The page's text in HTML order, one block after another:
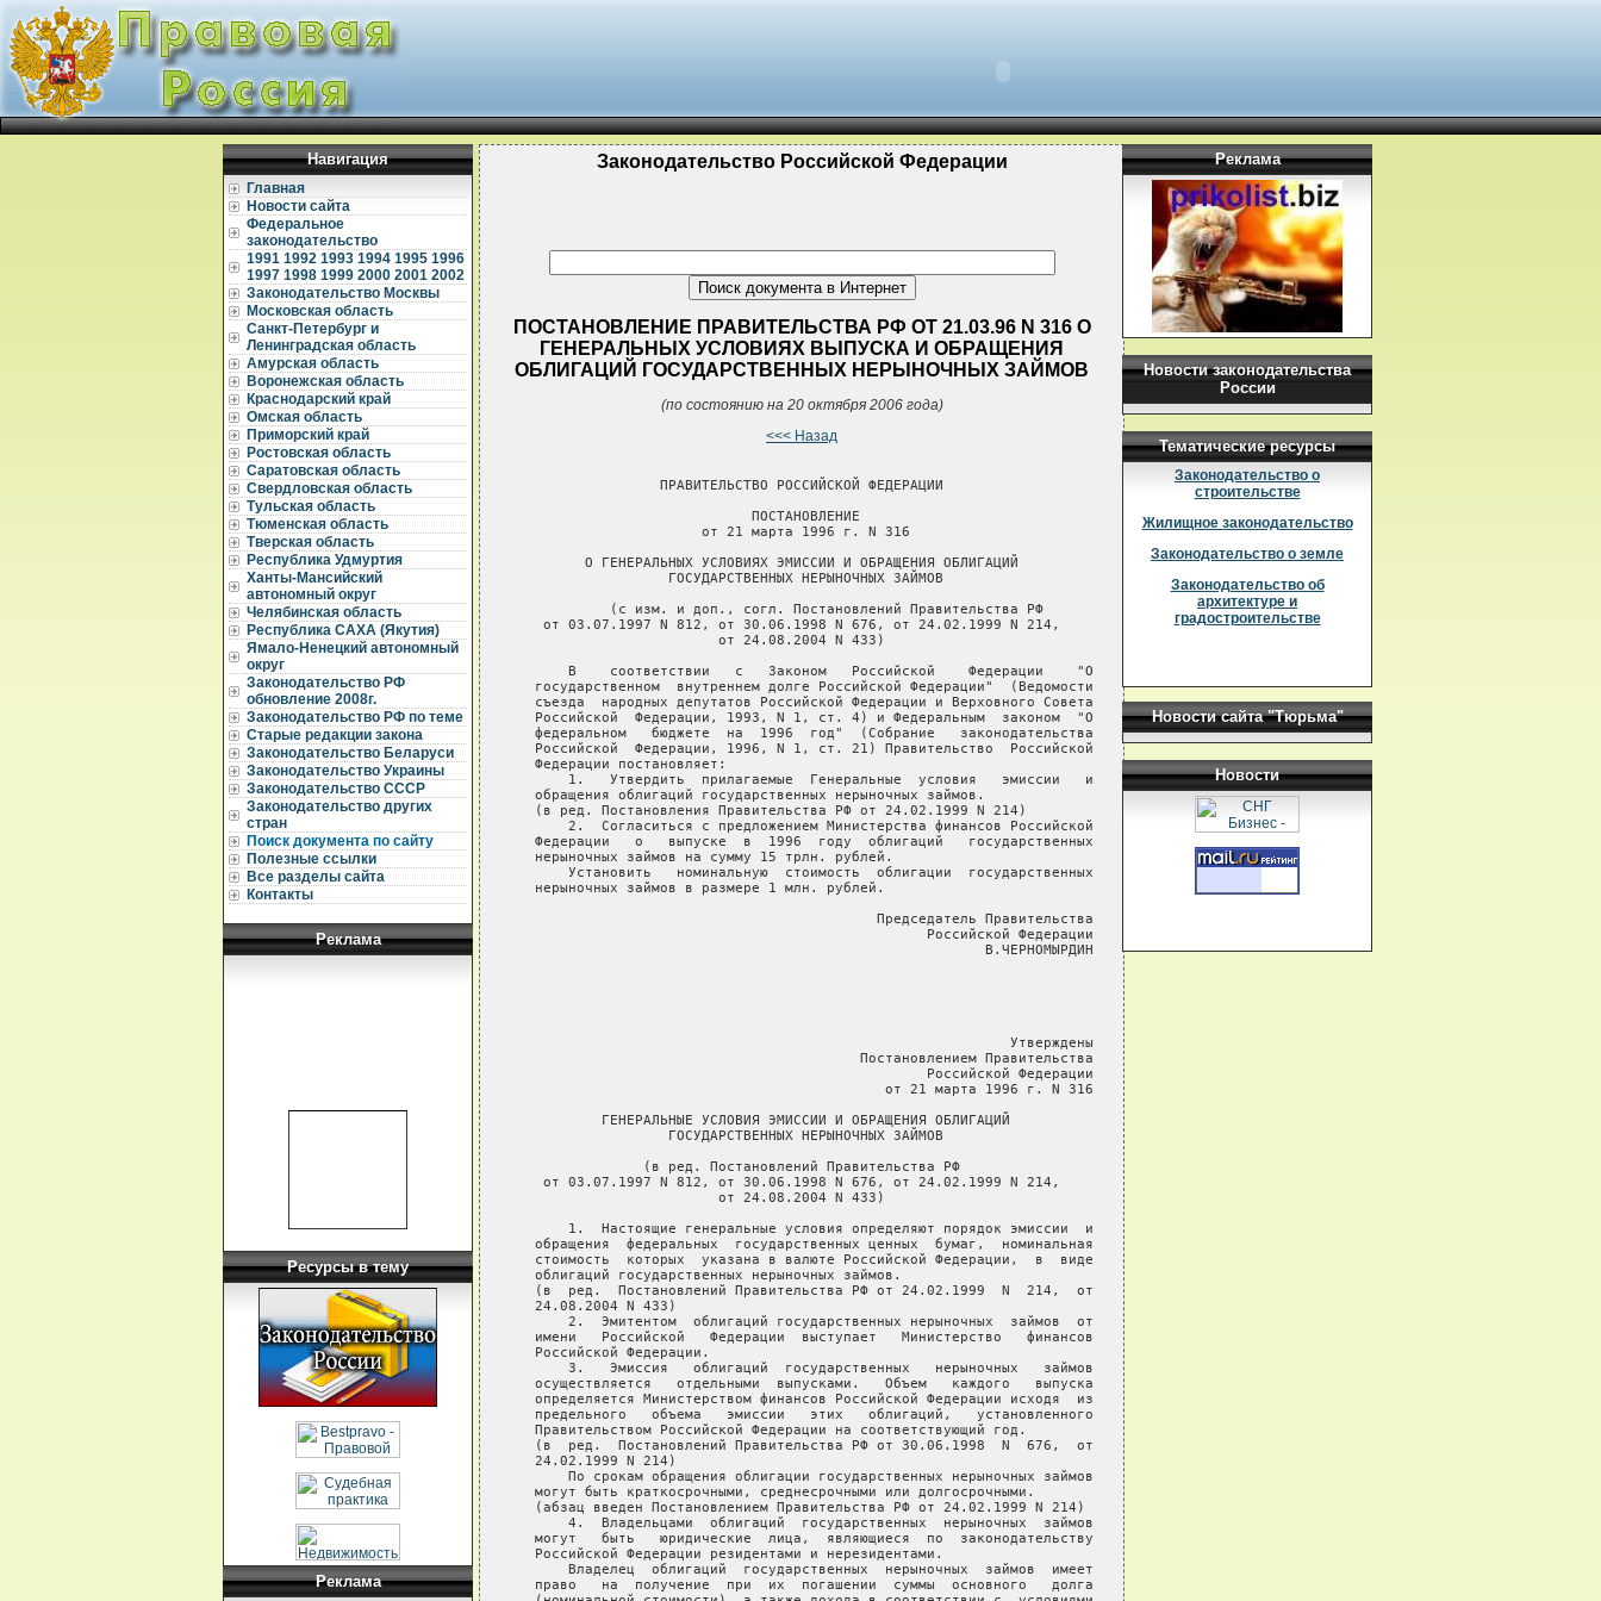
Навигация
Главная
Новости сайта
Федеральное
законодательство
1991 1992 1993 1994 1995 1996
1997 1998 1999 2000 2001 2002
Законодательство Москвы
Московская область
Санкт-Петербург и
Ленинградская область
Амурская область
Воронежская область
Краснодарский край
Омская область
Приморский край
Ростовская область
Саратовская область
Свердловская область
Тульская область
Тюменская область
Тверская область
Республика Удмуртия
Ханты-Мансийский
автономный округ
Челябинская область
Республика САХА (Якутия)
Ямало-Ненецкий автономный
округ
Законодательство РФ
обновление 2008г.
Законодательство РФ по теме
Старые редакции закона
Законодательство Беларуси
Законодательство Украины
Законодательство СССР
Законодательство других
стран
Поиск документа по сайту
Полезные ссылки
Все разделы сайта
Контакты
Реклама
Ресурсы в тему
Реклама
Законодательство Российской Федерации
ПОСТАНОВЛЕНИЕ ПРАВИТЕЛЬСТВА РФ ОТ 21.03.96 N 316 О
ГЕНЕРАЛЬНЫХ УСЛОВИЯХ ВЫПУСКА И ОБРАЩЕНИЯ
ОБЛИГАЦИЙ ГОСУДАРСТВЕННЫХ НЕРЫНОЧНЫХ ЗАЙМОВ
(по состоянию на 20 октября 2006 года)
<<< Назад
                  ПРАВИТЕЛЬСТВО РОССИЙСКОЙ ФЕДЕРАЦИИ
                             ПОСТАНОВЛЕНИЕ
                       от 21 марта 1996 г. N 316
         О ГЕНЕРАЛЬНЫХ УСЛОВИЯХ ЭМИССИИ И ОБРАЩЕНИЯ ОБЛИГАЦИЙ
                   ГОСУДАРСТВЕННЫХ НЕРЫНОЧНЫХ ЗАЙМОВ
            (с изм. и доп., согл. Постановлений Правительства РФ
    от 03.07.1997 N 812, от 30.06.1998 N 676, от 24.02.1999 N 214,
                         от 24.08.2004 N 433)
       В    соответствии   с   Законом   Российской    Федерации    "О
   государственном  внутреннем долге Российской Федерации"  (Ведомости
   съезда  народных депутатов Российской Федерации и Верховного Совета
   Российской  Федерации, 1993, N 1, ст. 4) и Федеральным  законом  "О
   федеральном   бюджете  на  1996  год"  (Собрание   законодательства
   Российской  Федерации, 1996, N 1, ст. 21) Правительство  Российской
   Федерации постановляет:
       1.   Утвердить  прилагаемые  Генеральные  условия   эмиссии   и
   обращения облигаций государственных нерыночных займов.
   (в ред. Постановления Правительства РФ от 24.02.1999 N 214)
       2.  Согласиться с предложением Министерства финансов Российской
   Федерации   о   выпуске  в  1996  году  облигаций   государственных
   нерыночных займов на сумму 15 трлн. рублей.
       Установить   номинальную  стоимость  облигации  государственных
   нерыночных займов в размере 1 млн. рублей.
                                            Председатель Правительства
                                                  Российской Федерации
                                                         В.ЧЕРНОМЫРДИН
                                                            Утверждены
                                          Постановлением Правительства
                                                  Российской Федерации
                                             от 21 марта 1996 г. N 316
           ГЕНЕРАЛЬНЫЕ УСЛОВИЯ ЭМИССИИ И ОБРАЩЕНИЯ ОБЛИГАЦИЙ
                   ГОСУДАРСТВЕННЫХ НЕРЫНОЧНЫХ ЗАЙМОВ
                (в ред. Постановлений Правительства РФ
    от 03.07.1997 N 812, от 30.06.1998 N 676, от 24.02.1999 N 214,
                         от 24.08.2004 N 433)
       1.  Настоящие генеральные условия определяют порядок эмиссии  и
   обращения  федеральных  государственных ценных  бумаг,  номинальная
   стоимость  которых  указана в валюте Российской Федерации,  в  виде
   облигаций государственных нерыночных займов.
   (в  ред.  Постановлений Правительства РФ от 24.02.1999  N  214,  от
   24.08.2004 N 433)
       2.  Эмитентом  облигаций государственных нерыночных  займов  от
   имени   Российской   Федерации  выступает   Министерство   финансов
   Российской Федерации.
       3.   Эмиссия   облигаций  государственных   нерыночных   займов
   осуществляется   отдельными  выпусками.   Объем   каждого   выпуска
   определяется Министерством финансов Российской Федерации исходя  из
   предельного   объема   эмиссии   этих   облигаций,   установленного
   Правительством Российской Федерации на соответствующий год.
   (в  ред.  Постановлений Правительства РФ от 30.06.1998  N  676,  от
   24.02.1999 N 214)
       По срокам обращения облигации государственных нерыночных займов
   могут быть краткосрочными, среднесрочными или долгосрочными.
   (абзац введен Постановлением Правительства РФ от 24.02.1999 N 214)
       4.  Владельцами  облигаций  государственных  нерыночных  займов
   могут   быть   юридические  лица,  являющиеся  по  законодательству
   Российской Федерации резидентами и нерезидентами.
       Владелец  облигаций  государственных  нерыночных  займов  имеет
   право   на  получение  при  их  погашении  суммы  основного   долга
Реклама
Новости законодательства
России
Тематические ресурсы
Законодательство о
строительстве
Жилищное законодательство
Законодательство о земле
Законодательство об
архитектуре и
градостроительстве
Новости сайта "Тюрьма"
Новости